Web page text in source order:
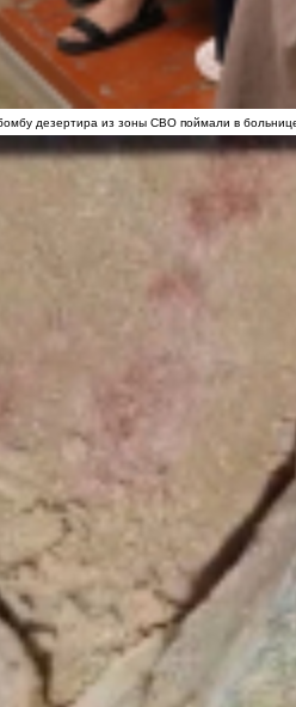
дезертира из зоны СВО поймали в